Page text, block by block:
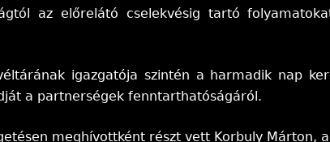
az előrelátó cselekvésig tartó
igazgatója szintén a harmadik nap
a partnerségek fenntarthatóságáról.
meghívottként részt vett Korbuly Márton,